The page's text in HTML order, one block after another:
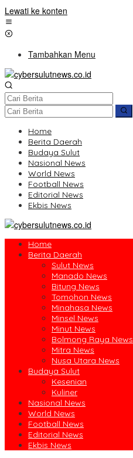
Lewati ke konten
Tambahkan Menu
Home
Berita Daerah
Budaya Sulut
Nasional News
World News
Football News
Editorial News
Ekbis News
Home
Berita Daerah
Sulut News
Manado News
Bitung News
Tomohon News
Minahasa News
Minsel News
Minut News
Bolmong Raya News
Mitra News
Nusa Utara News
Budaya Sulut
Kesenian
Kuliner
Nasional News
World News
Football News
Editorial News
Ekbis News